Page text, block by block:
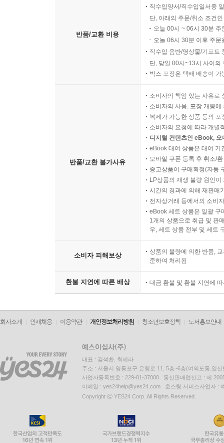
반품/교환 비용
직수입양서/직수입일서중
단, 아래의 주문/취소 조건
오늘 00시 ~ 06시 30분
오늘 06시 30분 이후 주
직수입 음반/영상물/기프트
단, 당일 00시~13시 사이의
박스 포장은 택배 배송이
반품/교환 불가사유
소비자의 책임 있는 사유로
소비자의 사용, 포장 개봉
복제가 가능한 상품 등의
소비자의 요청에 따라 개별
디지털 컨텐츠인 eBook,
eBook 대여 상품은 대여 기
모바일 쿠폰 등록 후 취소/
중고상품이 구매확정(자동
LP상품의 재생 불량 원인
시간의 경과에 의해 재판매
전자상거래 등에서의 소비
eBook 세트 상품은 일괄 구
1개의 상품으로 취급 및 판
우, 세트 상품 전부 및 세트
소비자 피해보상
상품의 불량에 의한 반품,
준하여 처리됨
환불 지연에 따른 배상 대금 환불 및 환불 지연에
회사소개 인재채용 이용약관 개인정보처리방침 청소년보호정책 도서홍보안내
대표 : 김석환, 최세라
주소 : 서울시 영등포구 은행로 11, 5층~6층(여의도동,일신
사업자등록번호 : 229-81-37000 통신판매업신고 : 제
이메일 : yes24help@yes24.com 호스팅 서비스사업자 :
Copyright ⓒ YES24 Corp. All Rights Reserved.